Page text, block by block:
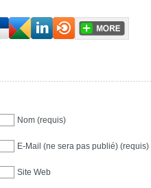
Nom (requis)
E-Mail (ne sera pas publié) (requis)
Site Web